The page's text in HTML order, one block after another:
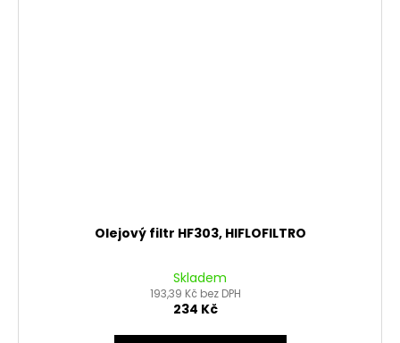
Olejový filtr HF303, HIFLOFILTRO
Skladem
193,39 Kč bez DPH
234 Kč